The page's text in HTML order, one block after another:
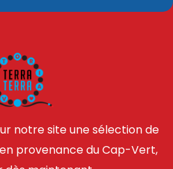
notre site une sélection de
provenance du Cap-Vert,